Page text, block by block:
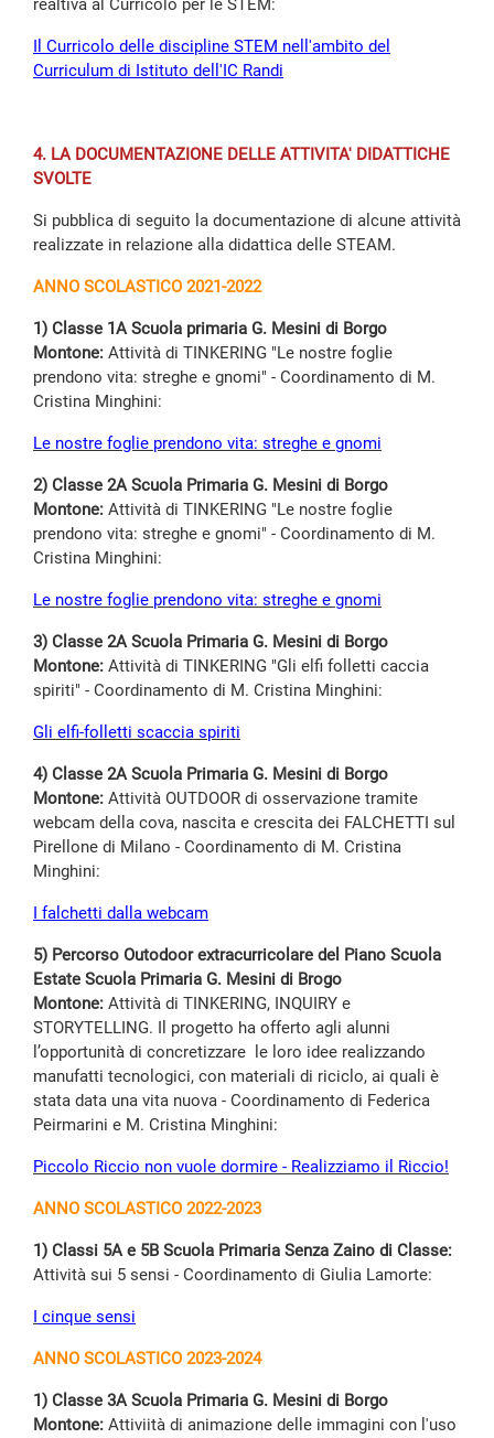
realtiva al Curricolo per le STEM:
Il Curricolo delle discipline STEM nell'ambito del
Curriculum di Istituto dell'IC Randi
4. LA DOCUMENTAZIONE DELLE ATTIVITA' DIDATTICHE
SVOLTE
Si pubblica di seguito la documentazione di alcune attività
realizzate in relazione alla didattica delle STEAM.
ANNO SCOLASTICO 2021-2022
1) Classe 1A Scuola primaria G. Mesini di Borgo
Montone: Attività di TINKERING "Le nostre foglie
prendono vita: streghe e gnomi" - Coordinamento di M.
Cristina Minghini:
Le nostre foglie prendono vita: streghe e gnomi
2) Classe 2A Scuola Primaria G. Mesini di Borgo
Montone: Attività di TINKERING "Le nostre foglie
prendono vita: streghe e gnomi" - Coordinamento di M.
Cristina Minghini:
Le nostre foglie prendono vita: streghe e gnomi
3) Classe 2A Scuola Primaria G. Mesini di Borgo
Montone: Attività di TINKERING "Gli elfi folletti caccia
spiriti" - Coordinamento di M. Cristina Minghini:
Gli elfi-folletti scaccia spiriti
4) Classe 2A Scuola Primaria G. Mesini di Borgo
Montone: Attività OUTDOOR di osservazione tramite
webcam della cova, nascita e crescita dei FALCHETTI sul
Pirellone di Milano - Coordinamento di M. Cristina
Minghini:
I falchetti dalla webcam
5) Percorso Outodoor extracurricolare del Piano Scuola
Estate Scuola Primaria G. Mesini di Brogo
Montone: Attività di TINKERING, INQUIRY e
STORYTELLING. Il progetto ha offerto agli alunni
l’opportunità di concretizzare le loro idee realizzando
manufatti tecnologici, con materiali di riciclo, ai quali è
stata data una vita nuova - Coordinamento di Federica
Peirmarini e M. Cristina Minghini:
Piccolo Riccio non vuole dormire - Realizziamo il Riccio!
ANNO SCOLASTICO 2022-2023
1) Classi 5A e 5B Scuola Primaria Senza Zaino di Classe:
Attività sui 5 sensi - Coordinamento di Giulia Lamorte:
I cinque sensi
ANNO SCOLASTICO 2023-2024
1) Classe 3A Scuola Primaria G. Mesini di Borgo
Montone: Attiviità di animazione delle immagini con l'uso